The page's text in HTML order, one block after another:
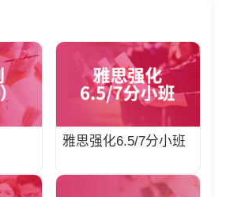
雅思强化6.5/7分小班